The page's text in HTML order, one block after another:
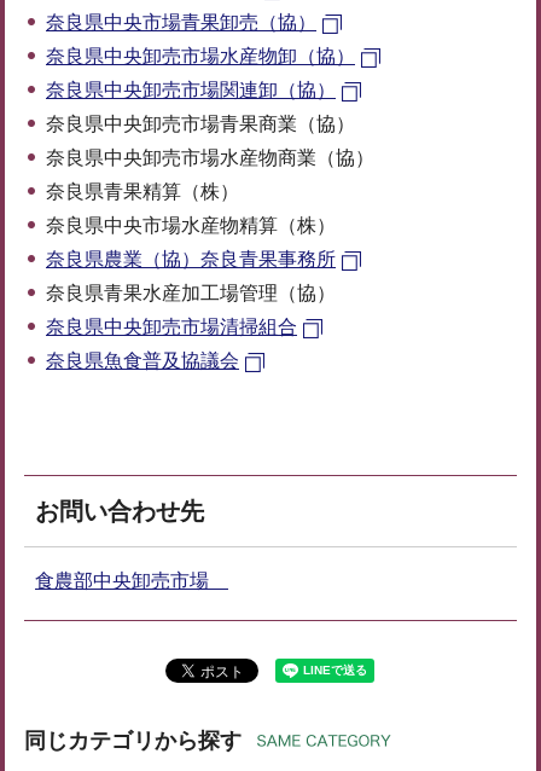
奈良県中央市場青果卸売（協）
奈良県中央卸売市場水産物卸（協）
奈良県中央卸売市場関連卸（協）
奈良県中央卸売市場青果商業（協）
奈良県中央卸売市場水産物商業（協）
奈良県青果精算（株）
奈良県中央市場水産物精算（株）
奈良県農業（協）奈良青果事務所
奈良県青果水産加工場管理（協）
奈良県中央卸売市場清掃組合
奈良県魚食普及協議会
お問い合わせ先
食農部中央卸売市場
同じカテゴリから探す